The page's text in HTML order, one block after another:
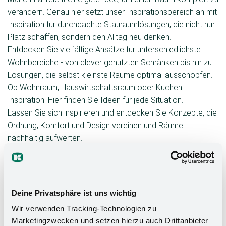
Deine Privatsphäre ist uns wichtig
Wir verwenden Tracking-Technologien zu
Marketingzwecken und setzen hierzu auch Drittanbieter
verändern. Genau hier setzt unser Inspirationsbereich an mit
Inspiration für durchdachte Stauraumlösungen, die nicht nur
Platz schaffen, sondern den Alltag neu denken.
Entdecken Sie vielfältige Ansätze für unterschiedlichste
Wohnbereiche - von clever genutzten Schränken bis hin zu
Lösungen, die selbst kleinste Räume optimal ausschöpfen.
Ob Wohnraum, Hauswirtschaftsraum oder Küchen
Inspiration: Hier finden Sie Ideen für jede Situation.
Lassen Sie sich inspirieren und entdecken Sie Konzepte, die
Ordnung, Komfort und Design vereinen und Räume
nachhaltig aufwerten.
Küchenplanung & Funktion